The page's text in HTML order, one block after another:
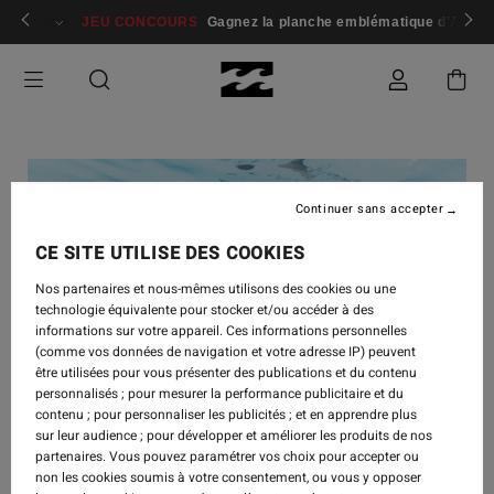
Se connecter / s'inscrire
JEU CONCOURS Gagnez la planche emblématique d'Andy
CE SITE UTILISE DES COOKIES
Nos partenaires et nous-mêmes utilisons des cookies ou une
technologie équivalente pour stocker et/ou accéder à des
informations sur votre appareil. Ces informations personnelles
(comme vos données de navigation et votre adresse IP) peuvent
être utilisées pour vous présenter des publications et du contenu
personnalisés ; pour mesurer la performance publicitaire et du
contenu ; pour personnaliser les publicités ; et en apprendre plus
sur leur audience ; pour développer et améliorer les produits de nos
partenaires. Vous pouvez paramétrer vos choix pour accepter ou
non les cookies soumis à votre consentement, ou vous y opposer
Continuer sans accepter